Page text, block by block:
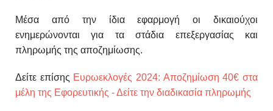
Μέσα από την ίδια εφαρμογή οι δικαιούχοι
ενημερώνονται για τα στάδια επεξεργασίας και
πληρωμής της αποζημίωσης.
Δείτε επίσης Ευρωεκλογές 2024: Αποζημίωση 40€ στα
μέλη της Εφορευτικής - Δείτε την διαδικασία πληρωμής